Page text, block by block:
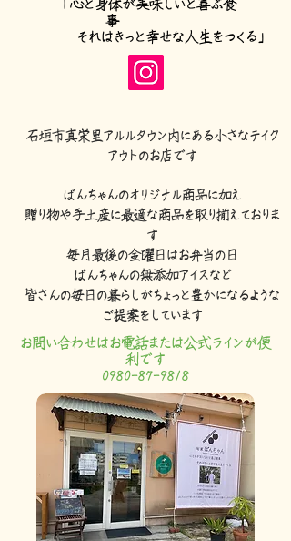
「心と身体が美味しいと喜ぶ食
事
それはきっと幸せな人生をつくる」
​石垣市真栄里アルルタウン内にある小さなテイク
アウトのお店です
​ばんちゃんのオリジナル商品に加え
贈り物や手土産に最適な商品を取り揃えておりま
す
毎月最後の金曜日はお弁当の日
ばんちゃんの無添加アイスなど
皆さんの毎日の暮らしがちょっと豊かになるような
ご提案をしています
お問い合わせはお電話または公式ラインが便
利です
0980-87-9818